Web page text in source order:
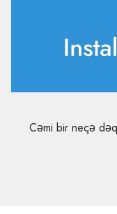
Cəmi bir neçə